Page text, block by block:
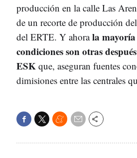
producción en la calle Las
de un recorte de producción
del ERTE. Y ahorala
condiciones son otras
ESK que, aseguran fuentes
dimisiones entre las centrales